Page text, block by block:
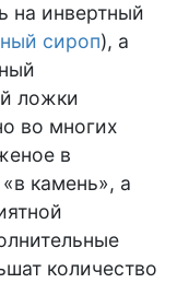
на инвертный
сироп), а
ложки
во многих
в
камень», а
количество